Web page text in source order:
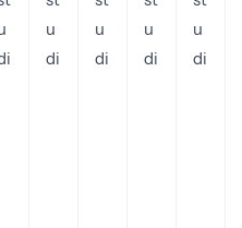
u
di
u
di
u
di
u
di